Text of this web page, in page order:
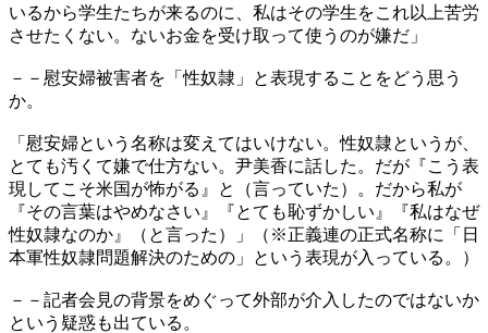
いるから学生たちが来るのに、私はその学生をこれ以上苦労
させたくない。ないお金を受け取って使うのが嫌だ」
－－慰安婦被害者を「性奴隷」と表現することをどう思う
か。
「慰安婦という名称は変えてはいけない。性奴隷というが、
とても汚くて嫌で仕方ない。尹美香に話した。だが『こう表
現してこそ米国が怖がる』と（言っていた）。だから私が
『その言葉はやめなさい』『とても恥ずかしい』『私はなぜ
性奴隷なのか』（と言った）」（※正義連の正式名称に「日
本軍性奴隷問題解決のための」という表現が入っている。）
－－記者会見の背景をめぐって外部が介入したのではないか
という疑惑も出ている。